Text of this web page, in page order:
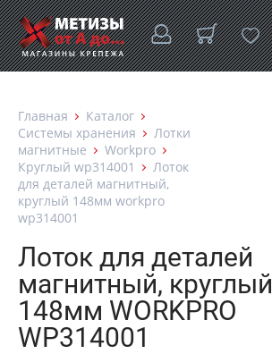
Главная
Каталог
Системы хранения
Лотки
магнитные
Workpro
Круглый wp314001
Лоток
для деталей магнитный,
круглый 148мм workpro
wp314001
Лоток для деталей
магнитный, круглый
148мм WORKPRO
WP314001